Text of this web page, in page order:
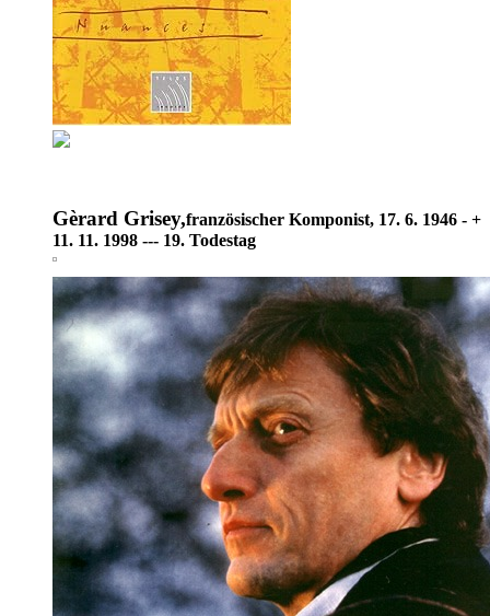
Gèrard Grisey,französischer Komponist, 17. 6. 1946 - +
11. 11. 1998 --- 19. Todestag